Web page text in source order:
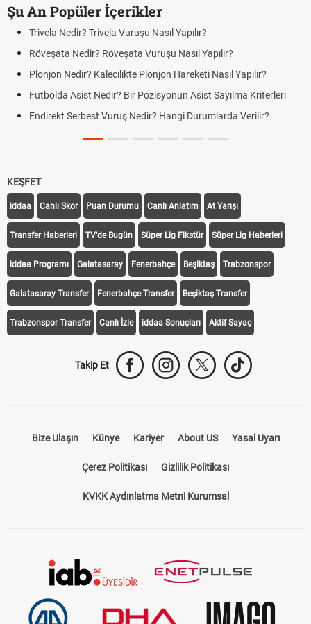
Şu An Popüler İçerikler
Nedir? Trivela Vuruşu Nasıl Yapılır?
Nedir? Röveşata Vuruşu Nasıl Yapılır?
Nedir? Kalecilikte Plonjon Hareketi Nasıl Yapılır?
Asist Nedir? Bir Pozisyonun Asist Sayılma Kriterleri
Serbest Vuruş Nedir? Hangi Durumlarda Verilir?
KEŞFET
iddaa Canlı Skor Puan Durumu Canlı Anlatım At Yarışı
Transfer Haberleri TV'de Bugün Süper Lig Fikstür Süper Lig Haberleri
iddaa Programı Galatasaray Fenerbahçe Beşiktaş Trabzonspor
Galatasaray Transfer Fenerbahçe Transfer Beşiktaş Transfer
Canlı İzle iddaa Sonuçları Aktif Sayaç
Künye Kariyer About US
Çerez Politikası Gizlilik Politikası